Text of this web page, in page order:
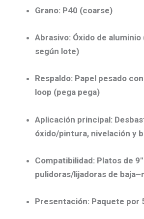
Grano: P40 (coarse)
Abrasivo: Óxido de aluminio
según lote)
Respaldo: Papel pesado
loop (pega pega)
Aplicación principal:
óxido/pintura, nivelación y
Compatibilidad: Platos de
pulidoras/lijadoras de
Presentación: Paquete por